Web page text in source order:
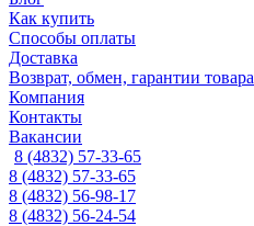
Как купить
Способы оплаты
Доставка
Возврат, обмен, гарантии товара
Компания
Контакты
Вакансии
8 (4832) 57-33-65
8 (4832) 57-33-65
8 (4832) 56-98-17
8 (4832) 56-24-54